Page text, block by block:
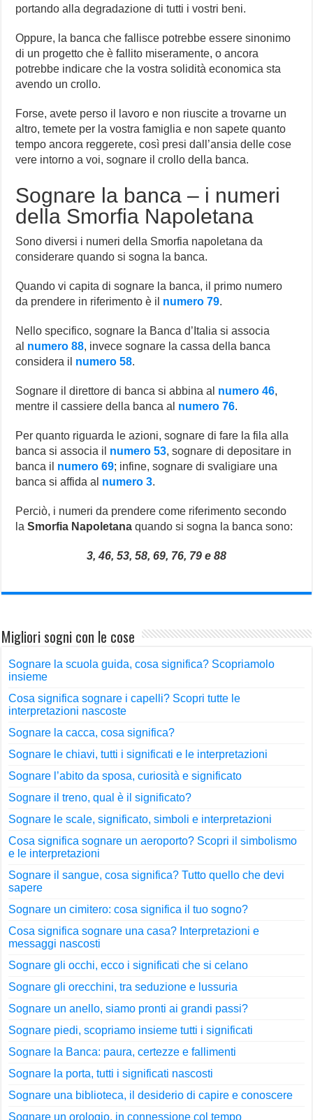
portando alla degradazione di tutti i vostri beni.
Oppure, la banca che fallisce potrebbe essere sinonimo
di un progetto che è fallito miseramente, o ancora
potrebbe indicare che la vostra solidità economica sta
avendo un crollo.
Forse, avete perso il lavoro e non riuscite a trovarne un
altro, temete per la vostra famiglia e non sapete quanto
tempo ancora reggerete, così presi dall’ansia delle cose
vere intorno a voi, sognare il crollo della banca.
Sognare la banca – i numeri
della Smorfia Napoletana
Sono diversi i numeri della Smorfia napoletana da
considerare quando si sogna la banca.
Quando vi capita di sognare la banca, il primo numero
da prendere in riferimento è il numero 79.
Nello specifico, sognare la Banca d’Italia si associa
al numero 88, invece sognare la cassa della banca
considera il numero 58.
Sognare il direttore di banca si abbina al numero 46,
mentre il cassiere della banca al numero 76.
Per quanto riguarda le azioni, sognare di fare la fila alla
banca si associa il numero 53, sognare di depositare in
banca il numero 69; infine, sognare di svaligiare una
banca si affida al numero 3.
Perciò, i numeri da prendere come riferimento secondo
laSmorfia Napoletana quando si sogna la banca sono:
3, 46, 53, 58, 69, 76, 79 e 88
Migliori sogni con le cose
Sognare la scuola guida, cosa significa? Scopriamolo
insieme
Cosa significa sognare i capelli? Scopri tutte le
interpretazioni nascoste
Sognare la cacca, cosa significa?
Sognare le chiavi, tutti i significati e le interpretazioni
Sognare l’abito da sposa, curiosità e significato
Sognare il treno, qual è il significato?
Sognare le scale, significato, simboli e interpretazioni
Cosa significa sognare un aeroporto? Scopri il simbolismo
e le interpretazioni
Sognare il sangue, cosa significa? Tutto quello che devi
sapere
Sognare un cimitero: cosa significa il tuo sogno?
Cosa significa sognare una casa? Interpretazioni e
messaggi nascosti
Sognare gli occhi, ecco i significati che si celano
Sognare gli orecchini, tra seduzione e lussuria
Sognare un anello, siamo pronti ai grandi passi?
Sognare piedi, scopriamo insieme tutti i significati
Sognare la Banca: paura, certezze e fallimenti
Sognare la porta, tutti i significati nascosti
Sognare una biblioteca, il desiderio di capire e conoscere
Sognare un orologio, in connessione col tempo